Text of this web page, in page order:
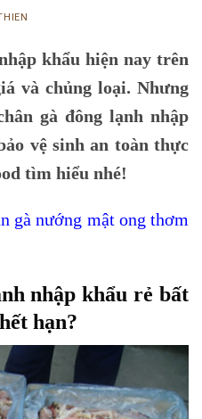
khẩu hiện nay trên
và chủng loại. Nhưng
gà đông lạnh nhập
vệ sinh an toàn thực
tìm hiểu nhé!
gà nướng mật ong thơm
nhập khẩu rẻ bất
hạn?